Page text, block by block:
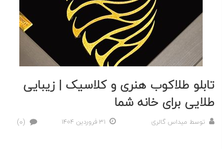
تابلو طلاکوب هنری و کلاسیک | زیبایی
طلایی برای خانه شما
توسط میداس گالری (0)